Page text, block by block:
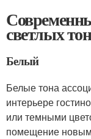
светлых
Белый
Белые тона
интерьере
или темными
помещение